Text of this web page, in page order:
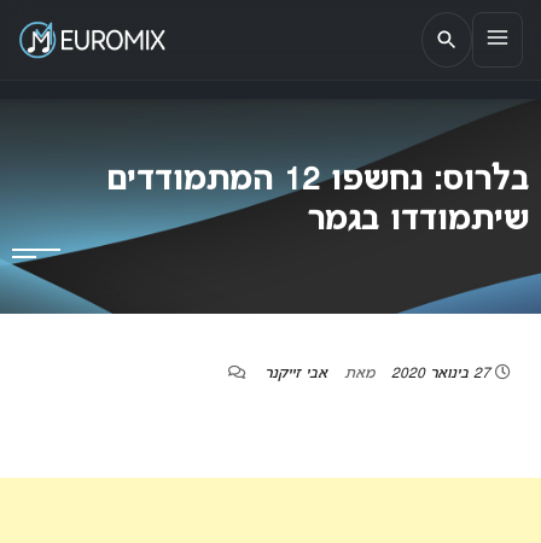
EUROMIX
אתר הבית של האירוויזיון בישראל
בלרוס: נחשפו 12 המתמודדים
שיתמודדו בגמר
27 בינואר 2020 מאת אבי זייקנר